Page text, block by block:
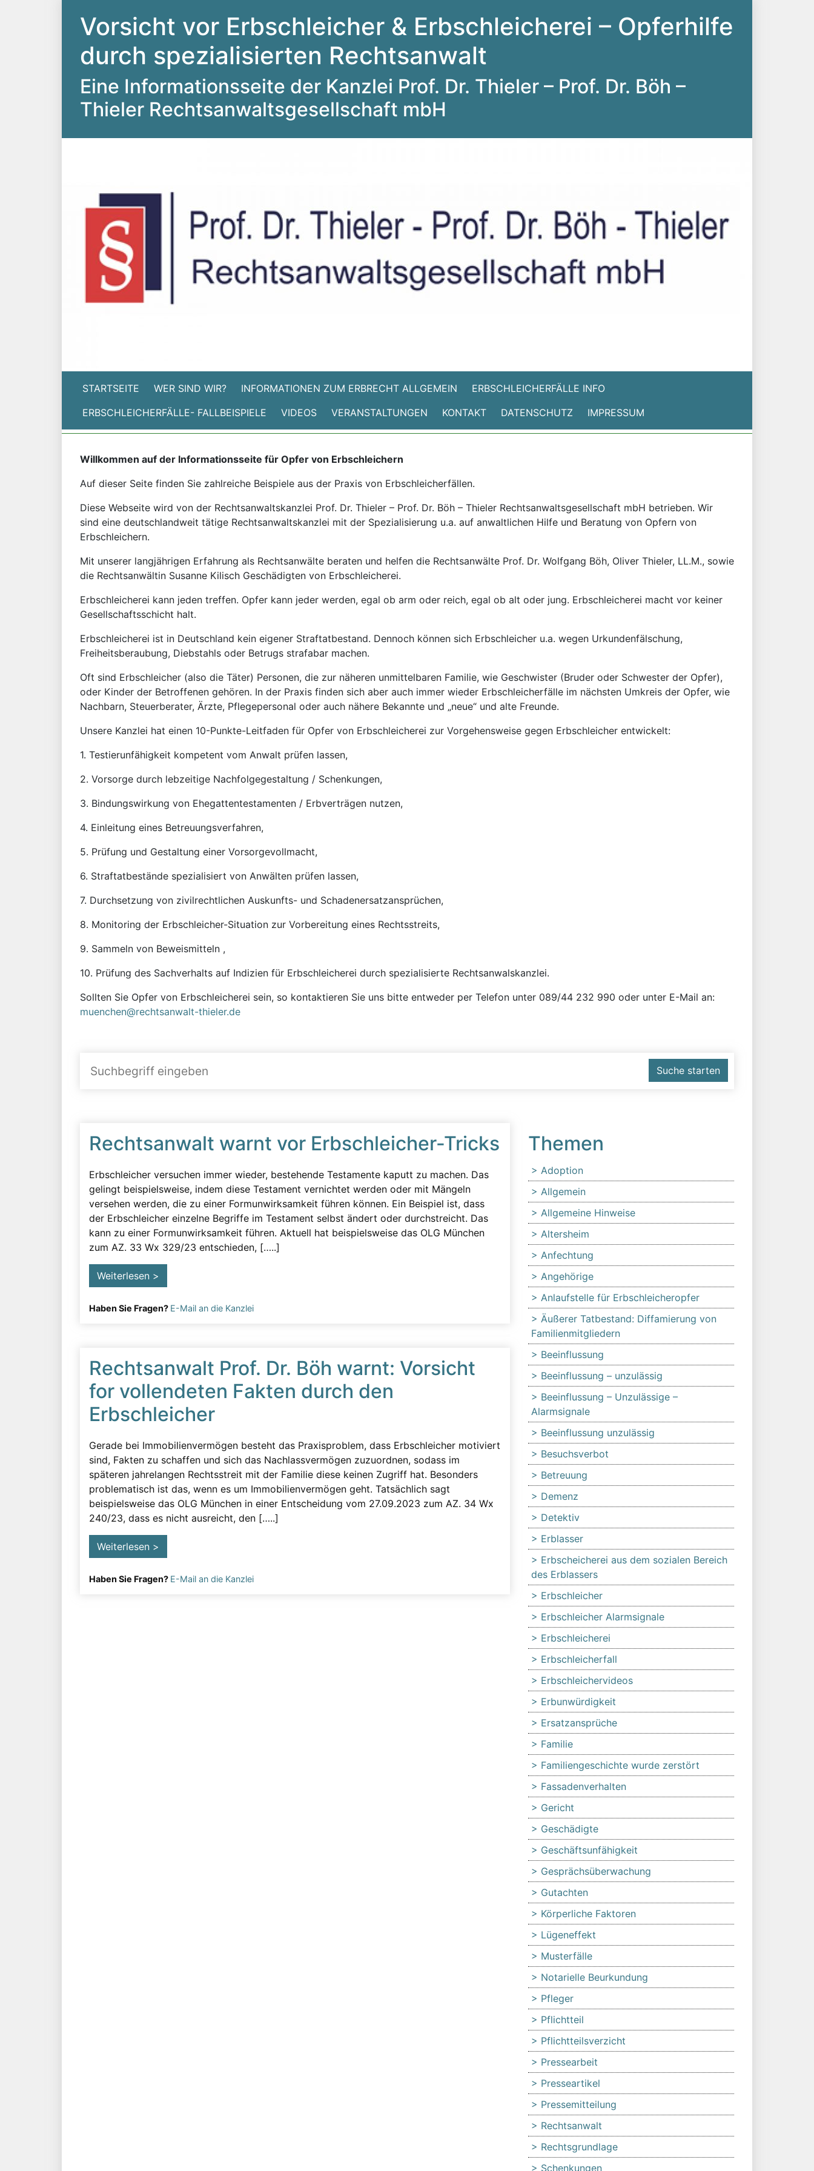
Vorsicht vor Erbschleicher & Erbschleicherei – Opferhilfe
durch spezialisierten Rechtsanwalt
Eine Informationsseite der Kanzlei Prof. Dr. Thieler – Prof. Dr. Böh –
Thieler Rechtsanwaltsgesellschaft mbH
STARTSEITE WER SIND WIR? INFORMATIONEN ZUM ERBRECHT ALLGEMEIN
ERBSCHLEICHERFÄLLE INFO
ERBSCHLEICHERFÄLLE- FALLBEISPIELE
VIDEOS VERANSTALTUNGEN KONTAKT DATENSCHUTZ IMPRESSUM
Willkommen auf der Informationsseite für Opfer von Erbschleichern
Auf dieser Seite finden Sie zahlreiche Beispiele aus der Praxis von Erbschleicherfällen.
Diese Webseite wird von der Rechtsanwaltskanzlei Prof. Dr. Thieler – Prof. Dr. Böh – Thieler Rechtsanwaltsgesellschaft mbH betrieben. Wir
sind eine deutschlandweit tätige Rechtsanwaltskanzlei mit der Spezialisierung u.a. auf anwaltlichen Hilfe und Beratung von Opfern von
Erbschleichern.
Mit unserer langjährigen Erfahrung als Rechtsanwälte beraten und helfen die Rechtsanwälte Prof. Dr. Wolfgang Böh, Oliver Thieler, LL.M., sowie
die Rechtsanwältin Susanne Kilisch Geschädigten von Erbschleicherei.
Erbschleicherei kann jeden treffen. Opfer kann jeder werden, egal ob arm oder reich, egal ob alt oder jung. Erbschleicherei macht vor keiner
Gesellschaftsschicht halt.
Erbschleicherei ist in Deutschland kein eigener Straftatbestand. Dennoch können sich Erbschleicher u.a. wegen Urkundenfälschung,
Freiheitsberaubung, Diebstahls oder Betrugs strafabar machen.
Oft sind Erbschleicher (also die Täter) Personen, die zur näheren unmittelbaren Familie, wie Geschwister (Bruder oder Schwester der Opfer),
oder Kinder der Betroffenen gehören. In der Praxis finden sich aber auch immer wieder Erbschleicherfälle im nächsten Umkreis der Opfer, wie
Nachbarn, Steuerberater, Ärzte, Pflegepersonal oder auch nähere Bekannte und „neue“ und alte Freunde.
Unsere Kanzlei hat einen 10-Punkte-Leitfaden für Opfer von Erbschleicherei zur Vorgehensweise gegen Erbschleicher entwickelt:
1. Testierunfähigkeit kompetent vom Anwalt prüfen lassen,
2. Vorsorge durch lebzeitige Nachfolgegestaltung / Schenkungen,
3. Bindungswirkung von Ehegattentestamenten / Erbverträgen nutzen,
4. Einleitung eines Betreuungsverfahren,
5. Prüfung und Gestaltung einer Vorsorgevollmacht,
6. Straftatbestände spezialisiert von Anwälten prüfen lassen,
7. Durchsetzung von zivilrechtlichen Auskunfts- und Schadenersatzansprüchen,
8. Monitoring der Erbschleicher-Situation zur Vorbereitung eines Rechtsstreits,
9. Sammeln von Beweismitteln ,
10. Prüfung des Sachverhalts auf Indizien für Erbschleicherei durch spezialisierte Rechtsanwalskanzlei.
Sollten Sie Opfer von Erbschleicherei sein, so kontaktieren Sie uns bitte entweder per Telefon unter 089/44 232 990 oder unter E-Mail an:
muenchen@rechtsanwalt-thieler.de
Suche starten
Rechtsanwalt warnt vor Erbschleicher-Tricks
Erbschleicher versuchen immer wieder, bestehende Testamente kaputt zu machen. Das
gelingt beispielsweise, indem diese Testament vernichtet werden oder mit Mängeln
versehen werden, die zu einer Formunwirksamkeit führen können. Ein Beispiel ist, dass
der Erbschleicher einzelne Begriffe im Testament selbst ändert oder durchstreicht. Das
kann zu einer Formunwirksamkeit führen. Aktuell hat beispielsweise das OLG München
zum AZ. 33 Wx 329/23 entschieden, […..]
Weiterlesen >
Haben Sie Fragen? E-Mail an die Kanzlei
Rechtsanwalt Prof. Dr. Böh warnt: Vorsicht
for vollendeten Fakten durch den
Erbschleicher
Gerade bei Immobilienvermögen besteht das Praxisproblem, dass Erbschleicher motiviert
sind, Fakten zu schaffen und sich das Nachlassvermögen zuzuordnen, sodass im
späteren jahrelangen Rechtsstreit mit der Familie diese keinen Zugriff hat. Besonders
problematisch ist das, wenn es um Immobilienvermögen geht. Tatsächlich sagt
beispielsweise das OLG München in einer Entscheidung vom 27.09.2023 zum AZ. 34 Wx
240/23, dass es nicht ausreicht, den […..]
Weiterlesen >
Haben Sie Fragen? E-Mail an die Kanzlei
Themen
Adoption
Allgemein
Allgemeine Hinweise
Altersheim
Anfechtung
Angehörige
Anlaufstelle für Erbschleicheropfer
Äußerer Tatbestand: Diffamierung von
Familienmitgliedern
Beeinflussung
Beeinflussung – unzulässig
Beeinflussung – Unzulässige –
Alarmsignale
Beeinflussung unzulässig
Besuchsverbot
Betreuung
Demenz
Detektiv
Erblasser
Erbscheicherei aus dem sozialen Bereich
des Erblassers
Erbschleicher
Erbschleicher Alarmsignale
Erbschleicherei
Erbschleicherfall
Erbschleichervideos
Erbunwürdigkeit
Ersatzansprüche
Familie
Familiengeschichte wurde zerstört
Fassadenverhalten
Gericht
Geschädigte
Geschäftsunfähigkeit
Gesprächsüberwachung
Gutachten
Körperliche Faktoren
Lügeneffekt
Musterfälle
Notarielle Beurkundung
Pfleger
Pflichtteil
Pflichtteilsverzicht
Pressearbeit
Presseartikel
Pressemitteilung
Rechtsanwalt
Rechtsgrundlage
Schenkungen